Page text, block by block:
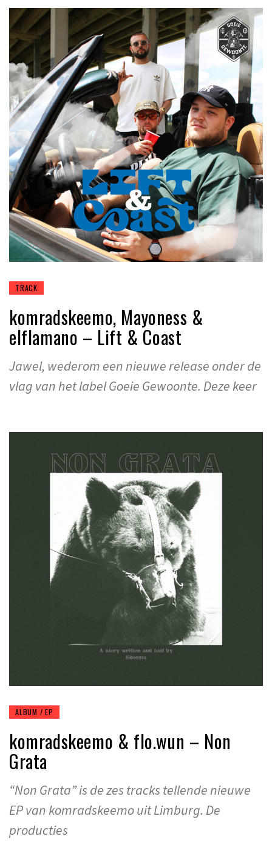
TRACK
komradskeemo, Mayoness &
elflamano – Lift & Coast
Jawel, wederom een nieuwe release onder de
vlag van het label Goeie Gewoonte. Deze keer
ALBUM / EP
komradskeemo & flo.wun – Non
Grata
“Non Grata” is de zes tracks tellende nieuwe
EP van komradskeemo uit Limburg. De
producties